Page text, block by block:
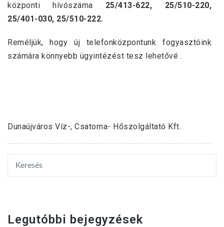
központi hívószáma 25/413-622, 25/510-220,
25/401-030, 25/510-222.
Reméljük, hogy új telefonközpontunk fogyasztóink
számára könnyebb ügyintézést tesz lehetővé .
Dunaújváros Víz-, Csatorna- Hőszolgáltató Kft.
Legutóbbi bejegyzések